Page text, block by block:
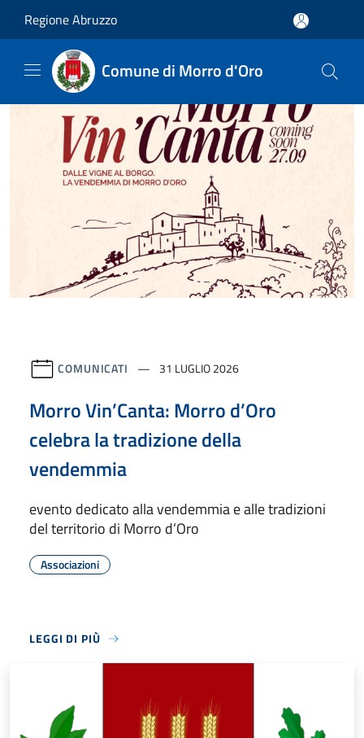
Regione Abruzzo
Comune di Morro d'Oro
COMUNICATI 31 LUGLIO 2026
Morro Vin’Canta: Morro d’Oro
celebra la tradizione della
vendemmia
evento dedicato alla vendemmia e alle tradizioni
del territorio di Morro d’Oro
Associazioni
LEGGI DI PIÙ